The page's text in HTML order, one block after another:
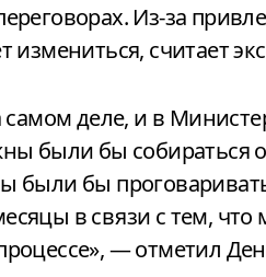
Из-за
измениться, считает
самом деле, и в
были бы собираться
были бы
в связи с тем,
— отметил